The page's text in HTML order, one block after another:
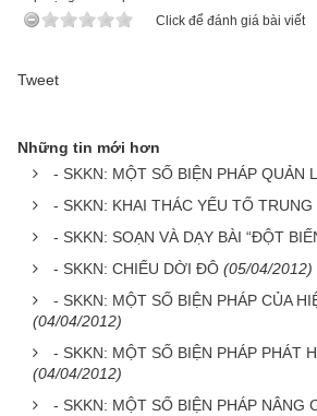
Click để đánh giá bài viết
Tweet
Những tin mới hơn
- SKKN: MỘT SỐ BIỆN PHÁP
- SKKN: KHAI THÁC YẾU TỐ
- SKKN: SOẠN VÀ DẠY BÀI “ĐỘT
- SKKN: CHIẾU DỜI ĐÔ (05/04/2012)
- SKKN: MỘT SỐ BIỆN PHÁP CỦA
(04/04/2012)
- SKKN: MỘT SỐ BIỆN PHÁP PHÁT
(04/04/2012)
- SKKN: MỘT SỐ BIỆN PHÁP NÂNG